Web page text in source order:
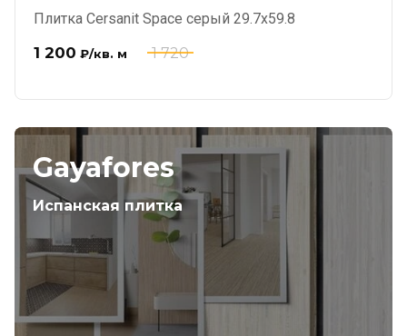
Плитка Cersanit Space серый 29.7x59.8
1 720
1 200 ₽/кв. м
Gayafores
Испанская плитка